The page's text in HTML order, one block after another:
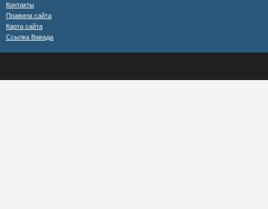
Контакты
Правила сайта
Карта сайта
Ссылка Вавада